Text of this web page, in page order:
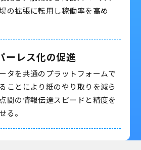
の拡張に転用し稼働率を高め
ーレス化の促進
タを共通のプラットフォームで
ことにより紙のやり取りを減ら
間の情報伝達スピードと精度を
る。